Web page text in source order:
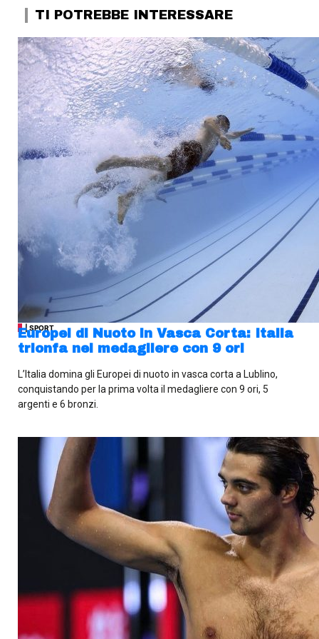
TI POTREBBE INTERESSARE
| SPORT
Europei di Nuoto in Vasca Corta: Italia
trionfa nel medagliere con 9 ori
L’Italia domina gli Europei di nuoto in vasca corta a Lublino,
conquistando per la prima volta il medagliere con 9 ori, 5
argenti e 6 bronzi.